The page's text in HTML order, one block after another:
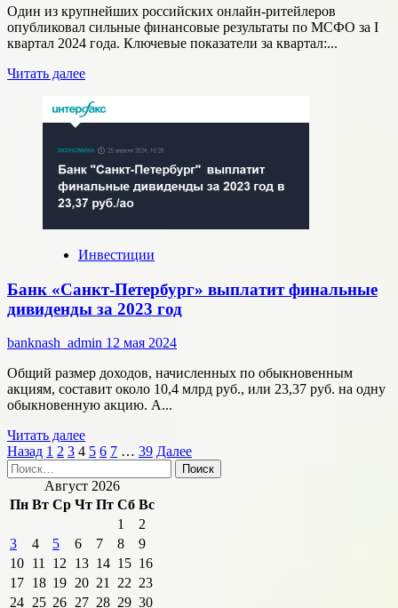
Один из крупнейших российских онлайн-ритейлеров
опубликовал сильные финансовые результаты по МСФО за I
квартал 2024 года. Ключевые показатели за квартал:...
Читать далееПрочитать
о
Ozon
за
I
квартал
2024
Инвестиции
Банк «Санкт-Петербург» выплатит финальные
дивиденды за 2023 год
banknash_admin 12 мая 2024
Общий размер доходов, начисленных по обыкновенным
акциям, составит около 10,4 млрд руб., или 23,37 руб. на одну
обыкновенную акцию. А...
Читать далееПрочитать
больше
Банк
«Санкт-
Петербург»
выплатит
финальные
дивиденды
за
2023
Пагинация
записей
Назад 1 2 3 4 5 6 7 … 39 Далее
Найти:
Август 2026
Пн Вт Ср Чт Пт Сб Вс
1
2
3
4 5 6 7 8
9
10 11 12 13 14 15 16
17 18 19 20 21 22 23
24 25 26 27 28 29 30